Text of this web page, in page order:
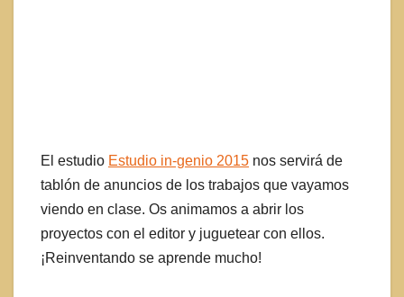
El estudio Estudio in-genio 2015 nos servirá de
tablón de anuncios de los trabajos que vayamos
viendo en clase. Os animamos a abrir los
proyectos con el editor y juguetear con ellos.
¡Reinventando se aprende mucho!